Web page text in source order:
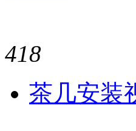
418
茶几安装